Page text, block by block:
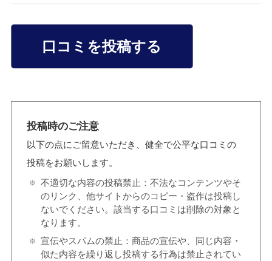
口コミを投稿する
投稿時のご注意
以下の点にご留意いただき、健全で公平な口コミの
投稿をお願いします。
不適切な内容の投稿禁止：不法なコンテンツやそ
のリンク、他サイトからのコピー・盗作は投稿し
ないでください。該当する口コミは削除の対象と
なります。
宣伝やスパムの禁止：商品の宣伝や、同じ内容・
似た内容を繰り返し投稿する行為は禁止されてい